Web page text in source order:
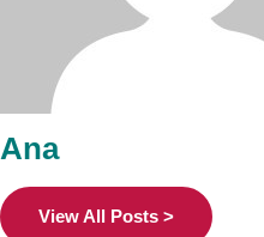
Ana
View All Posts >